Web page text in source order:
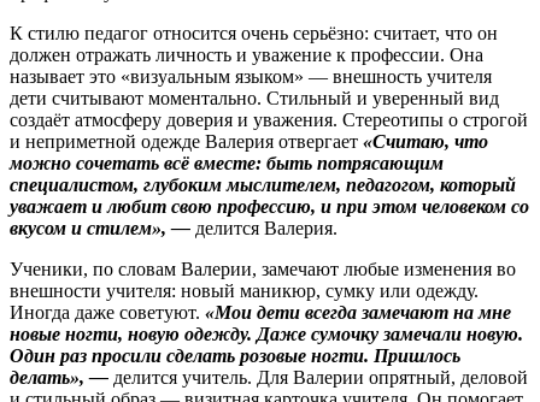
К стилю педагог относится очень серьёзно: считает, что он
должен отражать личность и уважение к профессии. Она
называет это «визуальным языком» — внешность учителя
дети считывают моментально. Стильный и уверенный вид
создаёт атмосферу доверия и уважения. Стереотипы о строгой
и неприметной одежде Валерия отвергает «Считаю, что
можно сочетать всё вместе: быть потрясающим
специалистом, глубоким мыслителем, педагогом, который
уважает и любит свою профессию, и при этом человеком со
вкусом и стилем», — делится Валерия.
Ученики, по словам Валерии, замечают любые изменения во
внешности учителя: новый маникюр, сумку или одежду.
Иногда даже советуют. «Мои дети всегда замечают на мне
новые ногти, новую одежду. Даже сумочку замечали новую.
Один раз просили сделать розовые ногти. Пришлось
делать», — делится учитель. Для Валерии опрятный, деловой